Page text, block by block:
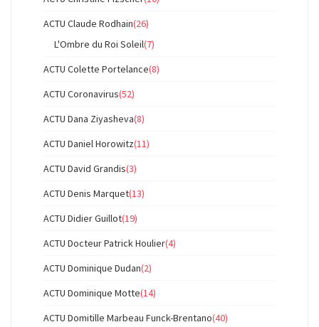
ACTU Claude Rodhain(26)
L'Ombre du Roi Soleil(7)
ACTU Colette Portelance(8)
ACTU Coronavirus(52)
ACTU Dana Ziyasheva(8)
ACTU Daniel Horowitz(11)
ACTU David Grandis(3)
ACTU Denis Marquet(13)
ACTU Didier Guillot(19)
ACTU Docteur Patrick Houlier(4)
ACTU Dominique Dudan(2)
ACTU Dominique Motte(14)
ACTU Domitille Marbeau Funck-Brentano(40)